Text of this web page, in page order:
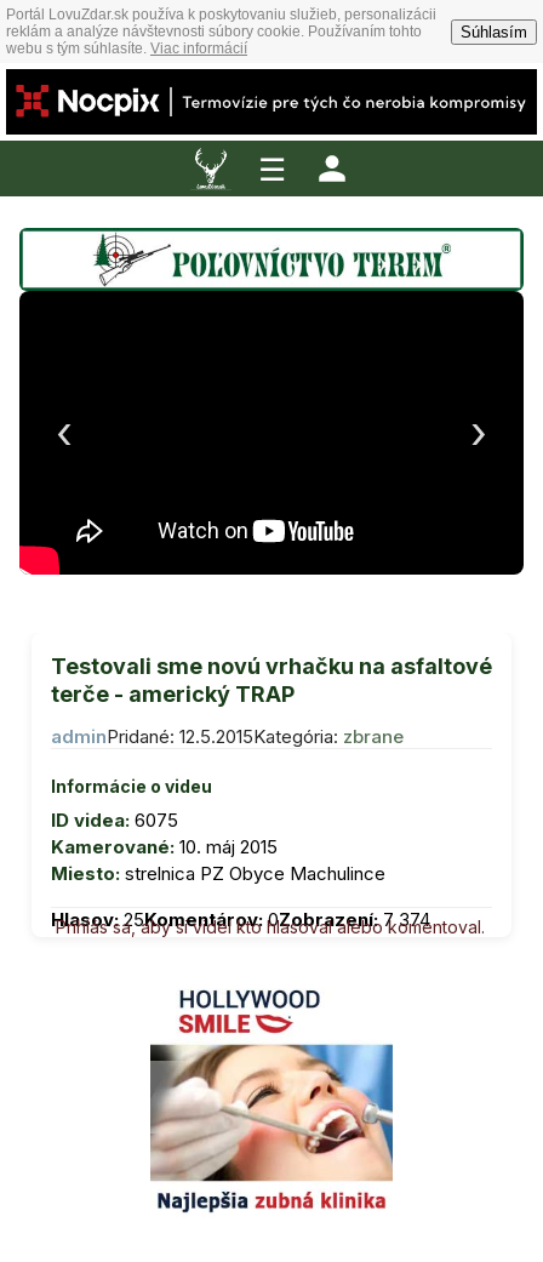
Portál LovuZdar.sk používa k poskytovaniu služieb, personalizácii
reklám a analýze návštevnosti súbory cookie. Používaním tohto
webu s tým súhlasíte. Viac informácií
Súhlasím
☰
‹ ›
Testovali sme novú vrhačku na asfaltové
terče - americký TRAP
adminPridané: 12.5.2015Kategória: zbrane
Informácie o videu
ID videa: 6075
Kamerované: 10. máj 2015
Miesto: strelnica PZ Obyce Machulince
Hlasov: 25Komentárov:0Zobrazení:7 374
Prihlás sa, aby si videl kto hlasoval alebo komentoval.